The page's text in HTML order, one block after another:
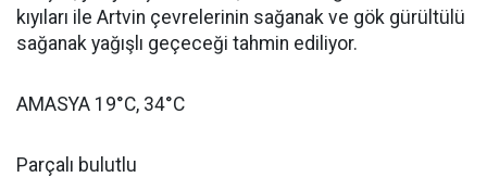
kıyıları ile Artvin çevrelerinin sağanak ve gök gürültülü
sağanak yağışlı geçeceği tahmin ediliyor.
AMASYA 19°C, 34°C
Parçalı bulutlu